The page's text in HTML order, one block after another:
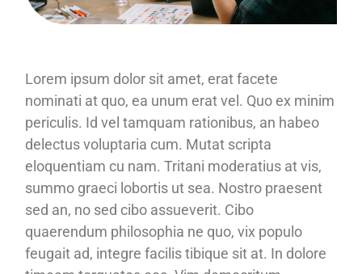
Lorem ipsum dolor sit amet, erat facete
nominati at quo, ea unum erat vel. Quo ex minim
periculis. Id vel tamquam rationibus, an habeo
delectus voluptaria cum. Mutat scripta
eloquentiam cu nam. Tritani moderatius at vis,
summo graeci lobortis ut sea. Nostro praesent
sed an, no sed cibo assueverit. Cibo
quaerendum philosophia ne quo, vix populo
feugait ad, integre facilis tibique sit at. In dolore